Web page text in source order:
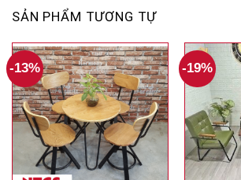
SẢN PHẨM TƯƠNG TỰ
-13% -19%